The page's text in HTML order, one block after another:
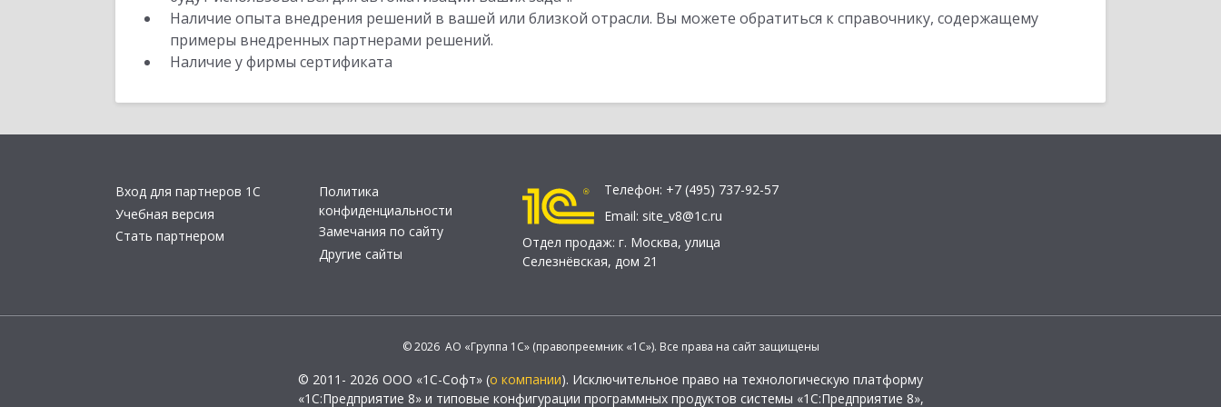
Наличие опыта внедрения решений в вашей или близкой отрасли. Вы можете обратиться к справочнику, содержащему
примеры внедренных партнерами решений.
Наличие у фирмы сертификата
Вход для партнеров 1С
Учебная версия
Стать партнером
Политика
конфиденциальности
Замечания по сайту
Другие сайты
Телефон: +7 (495) 737-92-57
Email: site_v8@1c.ru
Отдел продаж: г. Москва, улица
Селезнёвская, дом 21
© 2026 АО «Группа 1С» (правопреемник «1С»). Все права на сайт защищены
© 2011- 2026 ООО «1С-Софт» (о компании). Исключительное право на технологическую платформу
«1С:Предприятие 8» и типовые конфигурации программных продуктов системы «1С:Предприятие 8»,